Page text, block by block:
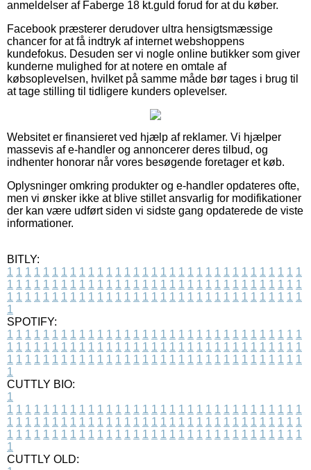
anmeldelser af Faberge 18 kt.guld forud for at du køber.
Facebook præsterer derudover ultra hensigtsmæssige
chancer for at få indtryk af internet webshoppens
kundefokus. Desuden ser vi nogle online butikker som giver
kunderne mulighed for at notere en omtale af
købsoplevelsen, hvilket på samme måde bør tages i brug til
at tage stilling til tidligere kunders oplevelser.
Websitet er finansieret ved hjælp af reklamer. Vi hjælper
massevis af e-handler og annoncerer deres tilbud, og
indhenter honorar når vores besøgende foretager et køb.
Oplysninger omkring produkter og e-handler opdateres ofte,
men vi ønsker ikke at blive stillet ansvarlig for modifikationer
der kan være udført siden vi sidste gang opdaterede de viste
informationer.
BITLY:
1 1 1 1 1 1 1 1 1 1 1 1 1 1 1 1 1 1 1 1 1 1 1 1 1 1 1 1 1 1 1 1 1
1 1 1 1 1 1 1 1 1 1 1 1 1 1 1 1 1 1 1 1 1 1 1 1 1 1 1 1 1 1 1 1 1
1 1 1 1 1 1 1 1 1 1 1 1 1 1 1 1 1 1 1 1 1 1 1 1 1 1 1 1 1 1 1 1 1
1
SPOTIFY:
1 1 1 1 1 1 1 1 1 1 1 1 1 1 1 1 1 1 1 1 1 1 1 1 1 1 1 1 1 1 1 1 1
1 1 1 1 1 1 1 1 1 1 1 1 1 1 1 1 1 1 1 1 1 1 1 1 1 1 1 1 1 1 1 1 1
1 1 1 1 1 1 1 1 1 1 1 1 1 1 1 1 1 1 1 1 1 1 1 1 1 1 1 1 1 1 1 1 1
1
CUTTLY BIO:
1
1 1 1 1 1 1 1 1 1 1 1 1 1 1 1 1 1 1 1 1 1 1 1 1 1 1 1 1 1 1 1 1 1
1 1 1 1 1 1 1 1 1 1 1 1 1 1 1 1 1 1 1 1 1 1 1 1 1 1 1 1 1 1 1 1 1
1 1 1 1 1 1 1 1 1 1 1 1 1 1 1 1 1 1 1 1 1 1 1 1 1 1 1 1 1 1 1 1 1
1
CUTTLY OLD: